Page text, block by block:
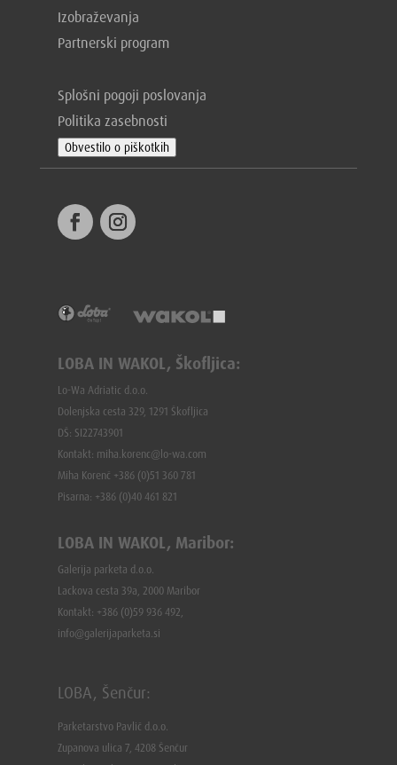
Izobraževanja
Partnerski program
Splošni pogoji poslovanja
Politika zasebnosti
Obvestilo o piškotkih
LOBA IN WAKOL, Škofljica:
Lo-Wa Adriatic d.o.o.
Dolenjska cesta 329, 1291 Škofljica
DŠ: SI22743901
Kontakt: miha.korenc@lo-wa.com
Miha Korenč +386 (0)51 360 781
Pisarna: +386 (0)40 461 821
LOBA IN WAKOL, Maribor:
Galerija parketa d.o.o.
Lackova cesta 39a, 2000 Maribor
Kontakt: +386 (0)59 936 492,
info@galerijaparketa.si
LOBA, Šenčur:
Parketarstvo Pavlič d.o.o.
Zupanova ulica 7, 4208 Šenčur